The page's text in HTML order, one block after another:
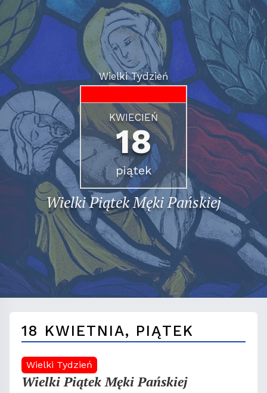
Wielki Tydzień
KWIECIEŃ
18
piątek
Wielki Piątek Męki Pańskiej
18 KWIETNIA, PIĄTEK
Wielki Tydzień
Wielki Piątek Męki Pańskiej